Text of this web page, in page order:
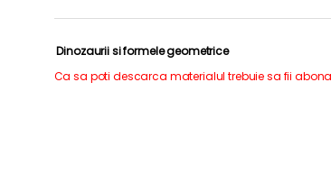
Dinozaurii si formele geometrice
Ca sa poti descarca materialul trebuie sa fii